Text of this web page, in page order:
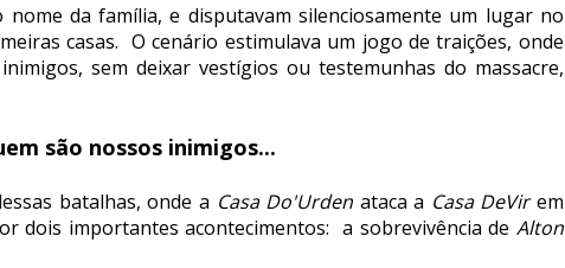
da família, e disputavam silenciosamente um lugar no
casas. O cenário estimulava um jogo de traições, onde
sem deixar vestígios ou testemunhas do massacre,
são nossos inimigos...
batalhas, onde a Casa Do'Urden ataca a Casa DeVirem
dois importantes acontecimentos: a sobrevivência de Alton